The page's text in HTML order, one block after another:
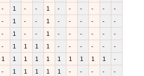
- 1 - - 1 - - - - -
-
- 1 - - 1 - - - - -
-
- 1 - - 1 - - - - -
-
- 1 1 1 1 - - - - -
-
1 1 1 1 1 1 1 1 1 1
-
- 1 1 1 1 1 - - - - -